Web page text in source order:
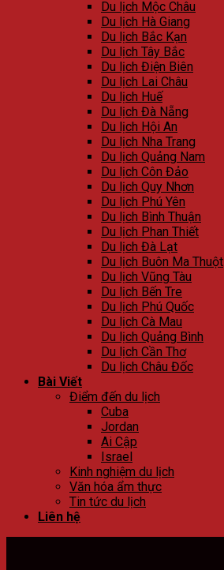
Du lịch Mộc Châu
Du lịch Hà Giang
Du lịch Bắc Kạn
Du lịch Tây Bắc
Du lịch Điện Biên
Du lịch Lai Châu
Du lịch Huế
Du lịch Đà Nẵng
Du lịch Hội An
Du lịch Nha Trang
Du lịch Quảng Nam
Du lịch Côn Đảo
Du lịch Quy Nhơn
Du lịch Phú Yên
Du lịch Bình Thuận
Du lịch Phan Thiết
Du lịch Đà Lạt
Du lịch Buôn Ma Thuột
Du lịch Vũng Tàu
Du lịch Bến Tre
Du lịch Phú Quốc
Du lịch Cà Mau
Du lịch Quảng Bình
Du lịch Cần Thơ
Du lịch Châu Đốc
Bài Viết
Điểm đến du lịch
Cuba
Jordan
Ai Cập
Israel
Kinh nghiệm du lịch
Văn hóa ẩm thực
Tin tức du lịch
Liên hệ